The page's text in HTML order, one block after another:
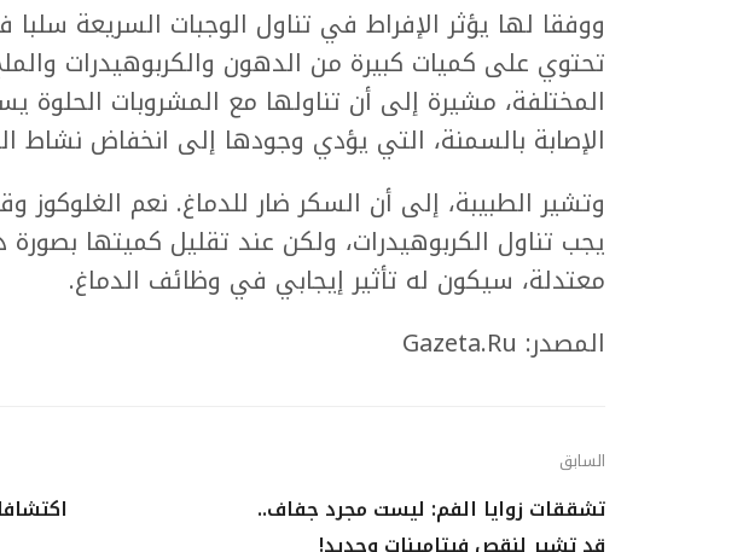
ووفقا لها يؤثر الإفراط في تناول الوجبات السريعة
تحتوي على كميات كبيرة من الدهون والكربوهيدرات
المختلفة، مشيرة إلى أن تناولها مع المشروبات
الإصابة بالسمنة، التي يؤدي وجودها إلى انخفاض نشاط
وتشير الطبيبة، إلى أن السكر ضار للدماغ. نعم
يجب تناول الكربوهيدرات، ولكن عند تقليل كميتها بصورة
معتدلة، سيكون له تأثير إيجابي في وظائف الدماغ.
المصدر: Gazeta.Ru
السابق
تشققات زوايا الفم: ليست مجرد جفاف..